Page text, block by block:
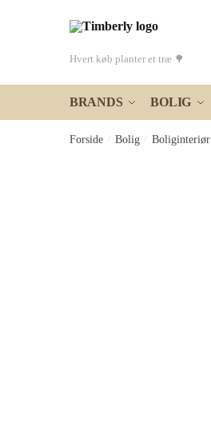
Hvert køb planter et træ 🌳
BRANDS BOLIG
Forside Bolig Boliginteriør